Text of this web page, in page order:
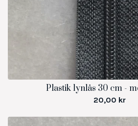
Plastik lynlås 30 cm -
20,00 kr